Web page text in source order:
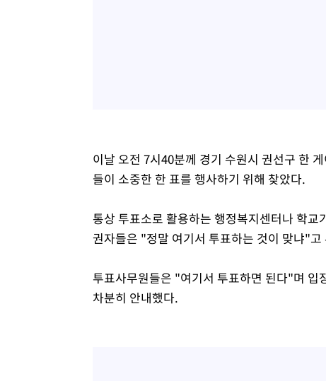
이날 오전 7시40분께 경기 수원시 권선구 한
들이 소중한 한 표를 행사하기 위해 찾았다.
통상 투표소로 활용하는 행정복지센터나 학
권자들은 "정말 여기서 투표하는 것이 맞냐"
투표사무원들은 "여기서 투표하면 된다"며 입
차분히 안내했다.